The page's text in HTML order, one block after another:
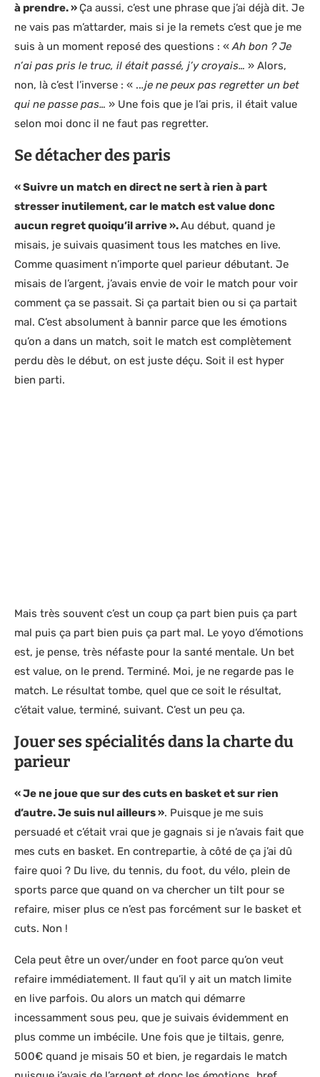
à prendre. » Ça aussi, c’est une phrase que j’ai déjà dit. Je
ne vais pas m’attarder, mais si je la remets c’est que je me
suis à un moment reposé des questions : «Ah bon ? Je
n’ai pas pris le truc, il était passé, j’y croyais… » Alors,
non, là c’est l’inverse : « ...je ne peux pas regretter un bet
qui ne passe pas… » Une fois que je l’ai pris, il était value
selon moi donc il ne faut pas regretter.
Se détacher des paris
« Suivre un match en direct ne sert à rien à part
stresser inutilement, car le match est value donc
aucun regret quoiqu’il arrive ».Au début, quand je
misais, je suivais quasiment tous les matches en live.
Comme quasiment n’importe quel parieur débutant. Je
misais de l’argent, j’avais envie de voir le match pour voir
comment ça se passait. Si ça partait bien ou si ça partait
mal. C’est absolument à bannir parce que les émotions
qu’on a dans un match, soit le match est complètement
perdu dès le début, on est juste déçu. Soit il est hyper
bien parti.
Mais très souvent c’est un coup ça part bien puis ça part
mal puis ça part bien puis ça part mal. Le yoyo d’émotions
est, je pense, très néfaste pour la santé mentale. Un bet
est value, on le prend. Terminé. Moi, je ne regarde pas le
match. Le résultat tombe, quel que ce soit le résultat,
c’était value, terminé, suivant. C’est un peu ça.
Jouer ses spécialités dans la charte du
parieur
« Je ne joue que sur des cuts en basket et sur rien
d’autre. Je suis nul ailleurs ». Puisque je me suis
persuadé et c’était vrai que je gagnais si je n’avais fait que
mes cuts en basket. En contrepartie, à côté de ça j’ai dû
faire quoi ? Du live, du tennis, du foot, du vélo, plein de
sports parce que quand on va chercher un tilt pour se
refaire, miser plus ce n’est pas forcément sur le basket et
cuts. Non !
Cela peut être un over/under en foot parce qu’on veut
refaire immédiatement. Il faut qu’il y ait un match limite
en live parfois. Ou alors un match qui démarre
incessamment sous peu, que je suivais évidemment en
plus comme un imbécile. Une fois que je tiltais, genre,
500€ quand je misais 50 et bien, je regardais le match